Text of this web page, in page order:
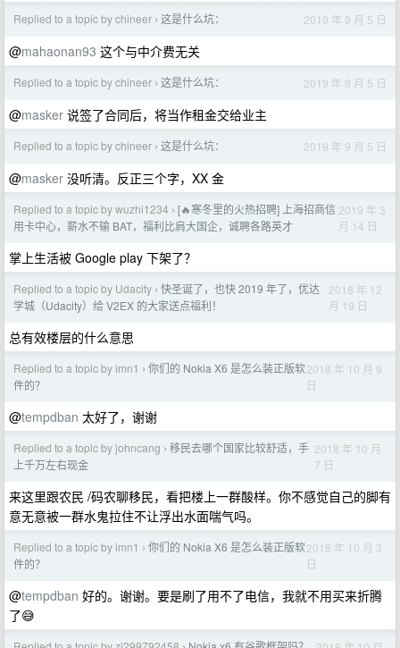
Replied to a topic by chineer › 这是什么坑： 2019 年 9 月 5 日
@mahaonan93 这个与中介费无关
Replied to a topic by chineer › 这是什么坑： 2019 年 9 月 5 日
@masker 说签了合同后，将当作租金交给业主
Replied to a topic by chineer › 这是什么坑： 2019 年 9 月 5 日
@masker 没听清。反正三个字，XX 金
Replied to a topic by wuzhi1234 › [🔥寒冬里的火热招聘] 上海招商信
用卡中心，薪水不输 BAT，福利比肩大国企，诚聘各路英才
2019 年 3
月 14 日
掌上生活被 Google play 下架了？
Replied to a topic by Udacity › 快圣诞了，也快 2019 年了，优达
学城（Udacity）给 V2EX 的大家送点福利！
2018 年 12
月 19 日
总有效楼层的什么意思
Replied to a topic by imn1 › 你们的 Nokia X6 是怎么装正版软
件的？
2018 年 10 月 9
日
@tempdban 太好了，谢谢
Replied to a topic by johncang › 移民去哪个国家比较舒适，手
上千万左右现金
2018 年 10 月
7 日
来这里跟农民 /码农聊移民，看把楼上一群酸样。你不感觉自己的脚有
意无意被一群水鬼拉住不让浮出水面喘气吗。
Replied to a topic by imn1 › 你们的 Nokia X6 是怎么装正版软
件的？
2018 年 10 月 3
日
@tempdban 好的。谢谢。要是刷了用不了电信，我就不用买来折腾
了😅